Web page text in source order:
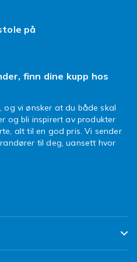
på
finn dine kupp hos
og vi ønsker at du både skal
og bli inspirert av produkter
alt til en god pris. Vi sender
til deg, uansett hvor